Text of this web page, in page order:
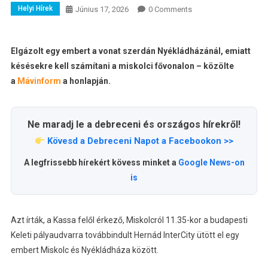
Helyi Hírek Június 17, 2026 0 Comments
Elgázolt egy embert a vonat szerdán Nyékládházánál, emiatt
késésekre kell számítani a miskolci fővonalon – közölte
a Mávinform a honlapján.
Ne maradj le a debreceni és országos hírekről!
Kövesd a Debreceni Napot a Facebookon >>
A legfrissebb hírekért kövess minket a Google News-on
is
Azt írták, a Kassa felől érkező, Miskolcról 11.35-kor a budapesti
Keleti pályaudvarra továbbindult Hernád InterCity ütött el egy
embert Miskolc és Nyékládháza között.